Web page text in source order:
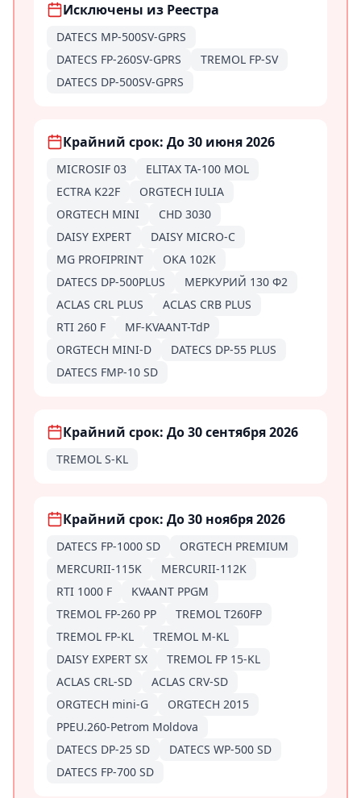
Исключены из Реестра
DATECS MP-500SV-GPRS
DATECS FP-260SV-GPRS
TREMOL FP-SV
DATECS DP-500SV-GPRS
Крайний срок: До 30 июня 2026
MICROSIF 03
ELITAX TA-100 MOL
ECTRA K22F
ORGTECH IULIA
ORGTECH MINI
CHD 3030
DAISY EXPERT
DAISY MICRO-C
MG PROFIPRINT
OKA 102K
DATECS DP-500PLUS
МЕРКУРИЙ 130 Ф2
ACLAS CRL PLUS
ACLAS CRB PLUS
RTI 260 F
MF-KVAANT-TdP
ORGTECH MINI-D
DATECS DP-55 PLUS
DATECS FMP-10 SD
Крайний срок: До 30 сентября 2026
TREMOL S-KL
Крайний срок: До 30 ноября 2026
DATECS FP-1000 SD
ORGTECH PREMIUM
MERCURII-115K
MERCURII-112K
RTI 1000 F
KVAANT PPGM
TREMOL FP-260 PP
TREMOL T260FP
TREMOL FP-KL
TREMOL M-KL
DAISY EXPERT SX
TREMOL FP 15-KL
ACLAS CRL-SD
ACLAS CRV-SD
ORGTECH mini-G
ORGTECH 2015
PPEU.260-Petrom Moldova
DATECS DP-25 SD
DATECS WP-500 SD
DATECS FP-700 SD